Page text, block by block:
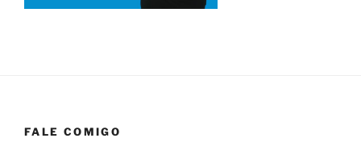
FALE COMIGO